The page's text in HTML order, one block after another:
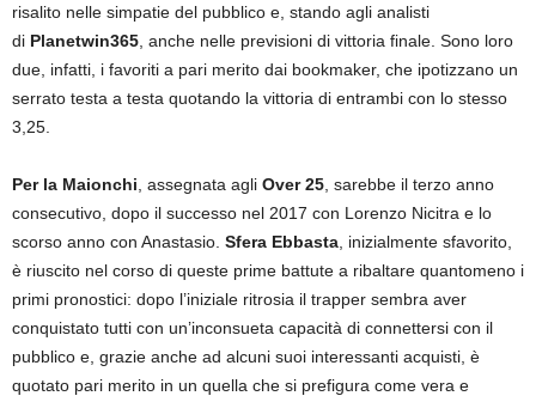
risalito nelle simpatie del pubblico e, stando agli analisti
di Planetwin365 , anche nelle previsioni di vittoria finale. Sono loro
due, infatti, i favoriti a pari merito dai bookmaker, che ipotizzano un
serrato testa a testa quotando la vittoria di entrambi con lo stesso
3,25.
Per la Maionchi , assegnata agli Over 25 , sarebbe il terzo anno
consecutivo, dopo il successo nel 2017 con Lorenzo Nicitra e lo
scorso anno con Anastasio. Sfera Ebbasta , inizialmente sfavorito,
è riuscito nel corso di queste prime battute a ribaltare quantomeno i
primi pronostici: dopo l’iniziale ritrosia il trapper sembra aver
conquistato tutti con un’inconsueta capacità di connettersi con il
pubblico e, grazie anche ad alcuni suoi interessanti acquisti, è
quotato pari merito in un quella che si prefigura come vera e